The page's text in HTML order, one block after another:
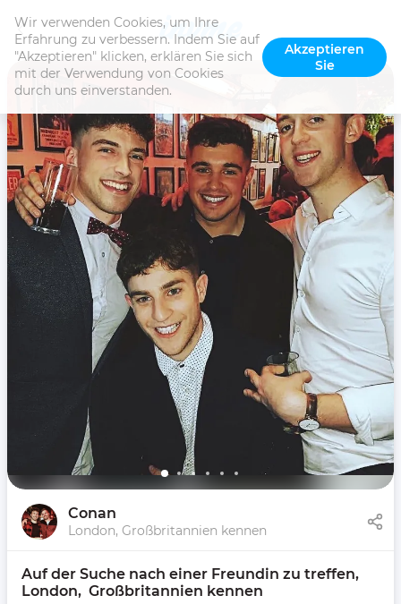
Wir verwenden Cookies, um Ihre
Erfahrung zu verbessern. Indem Sie auf
"Akzeptieren" klicken, erklären Sie sich
mit der Verwendung von Cookies
durch uns einverstanden.
Akzeptieren
Sie
Conan
London, Großbritannien kennen
Auf der Suche nach einer Freundin zu treffen,
London,  Großbritannien kennen